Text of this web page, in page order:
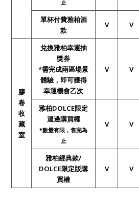
止
單杯付費雅柏酒
款
V V
膠
卷
收
藏
室
兌換雅柏幸運抽
獎券
*需完成兩區場景
體驗，即可獲得
幸運機會乙次
V V
雅柏DOLCE限定
週邊購買權
*數量有限，售完為
止
V V
雅柏經典款/
DOLCE限定版購
買權
V V